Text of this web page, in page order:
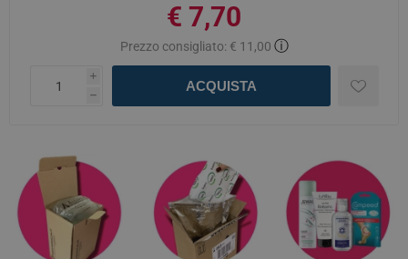
€ 7,70
Prezzo consigliato: € 11,00 ⓘ
i
h
ACQUISTA